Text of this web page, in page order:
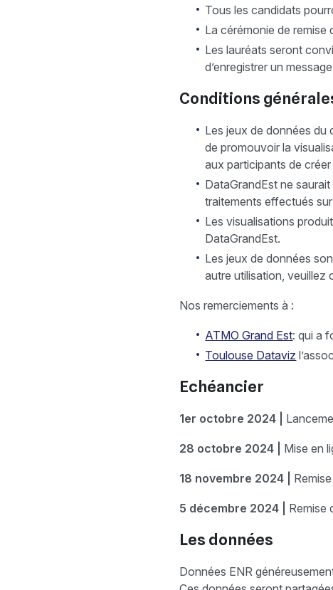
Tous les candidats
La cérémonie de remise
Les lauréats seront
d’enregistrer un
Conditions
Les jeux de données
de promouvoir la
aux participants de
DataGrandEst ne
traitements effectués
Les visualisations
DataGrandEst.
Les jeux de données
autre utilisation, veuillez
Nos remerciements à :
ATMO Grand Est: qui a
Toulouse Dataviz
Echéancier
1er octobre 2024 |
28 octobre 2024 | Mise en
18 novembre 2024 |
5 décembre 2024 | Remise
Les données
Données ENR